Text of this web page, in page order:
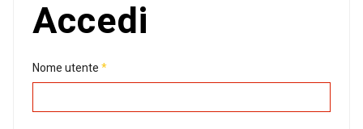
Accedi
Nome utente*